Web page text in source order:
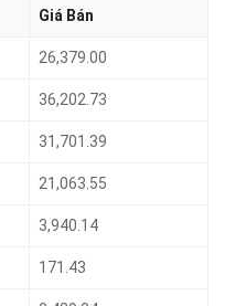
Giá Bán
26,379.00
36,202.73
31,701.39
21,063.55
3,940.14
171.43